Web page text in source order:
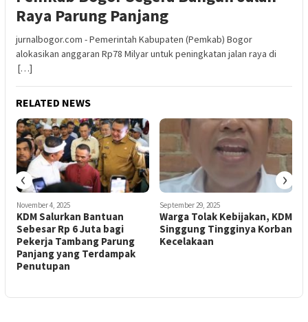
Raya Parung Panjang
jurnalbogor.com - Pemerintah Kabupaten (Pemkab) Bogor
alokasikan anggaran Rp78 Milyar untuk peningkatan jalan raya di
[…]
RELATED NEWS
November 4, 2025
KDM Salurkan Bantuan
Sebesar Rp 6 Juta bagi
Pekerja Tambang Parung
Panjang yang Terdampak
Penutupan
September 29, 2025
Warga Tolak Kebijakan, KDM
Singgung Tingginya Korban
Kecelakaan
‹ ›